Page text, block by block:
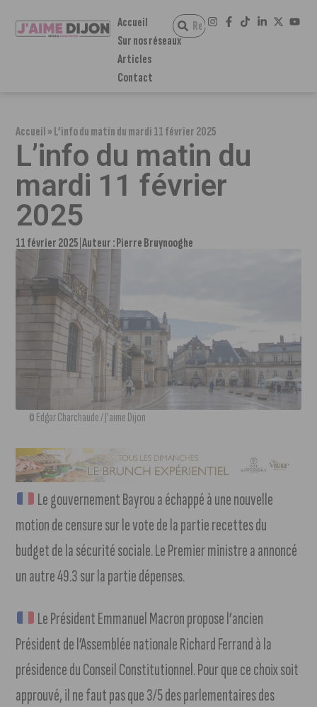
Accueil
Sur nos réseaux
Articles
Contact
Accueil»L’info du matin du mardi 11 février 2025
L’info du matin du
mardi 11 février
2025
11 février 2025 Auteur :Pierre Bruynooghe
© Edgar Charchaude / J'aime Dijon
Le gouvernement Bayrou a échappé à une nouvelle
motion de censure sur le vote de la partie recettes du
budget de la sécurité sociale. Le Premier ministre a annoncé
un autre 49.3 sur la partie dépenses.
Le Président Emmanuel Macron propose l’ancien
Président de l’Assemblée nationale Richard Ferrand à la
présidence du Conseil Constitutionnel. Pour que ce choix soit
approuvé, il ne faut pas que 3/5 des parlementaires des